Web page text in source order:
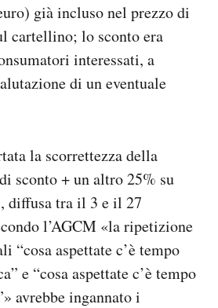
già incluso nel prezzo di
cartellino; lo sconto era
interessati, a
di un eventuale
la scorrettezza della
sconto + un altro 25% su
diffusa tra il 3 e il 27
l’AGCM «la ripetizione
“cosa aspettate c’è tempo
e “cosa aspettate c’è tempo
avrebbe ingannato i